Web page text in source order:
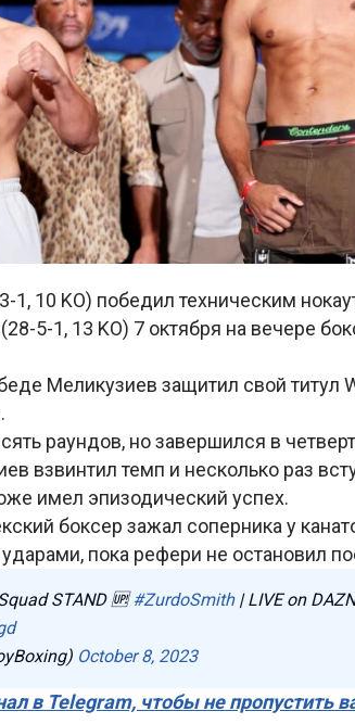
1, 10 KO) победил техническим
5-1, 13 KO) 7 октября на вечере
Меликузиев защитил свой титул
раундов, но завершился в
взвинтил темп и несколько раз
имел эпизодический успех.
боксер зажал соперника у
пока рефери не остановил
STAND 🆙#ZurdoSmith| LIVE on DAZN
October 8, 2023
в Telegram, чтобы не пропустить